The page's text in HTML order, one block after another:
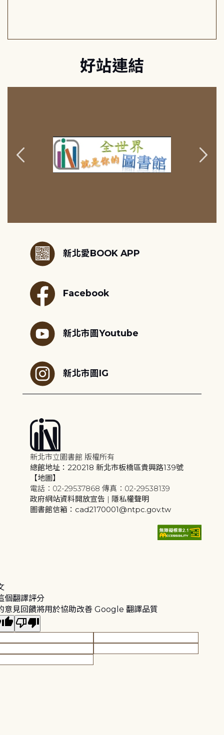
好站連結
新北愛BOOK APP
Facebook
新北市圖Youtube
新北市圖IG
新北市立圖書館 版權所有
總館地址：220218 新北市板橋區貴興路139號
【地圖】
電話：02-29537868 傳真：02-29538139
政府網站資料開放宣告 | 隱私權聲明
圖書館信箱：cad2170001@ntpc.gov.tw
個翻譯評分
意見回饋將用於協助改善 Google 翻譯品質